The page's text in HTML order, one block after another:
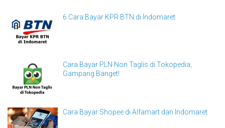
6 Cara Bayar KPR BTN di Indomaret
Cara Bayar PLN Non Taglis di Tokopedia,
Gampang Banget!
Cara Bayar Shopee di Alfamart dan Indomaret